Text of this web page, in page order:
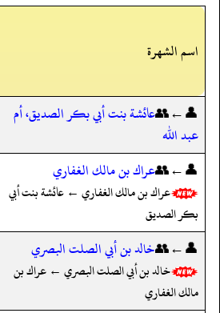
اسم الشهرة
👤←👥عائشة بنت أبي بكر الصديق، أم
عبد الله
👤←👥عراك بن مالك الغفاري
عراك بن مالك الغفاري ← عائشة بنت أبي
بكر الصديق
👤←👥خالد بن أبي الصلت البصري
خالد بن أبي الصلت البصري ← عراك بن
مالك الغفاري